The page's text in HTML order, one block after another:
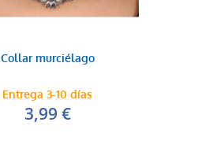
Collar murciélago
Entrega 3-10 días
3,99 €